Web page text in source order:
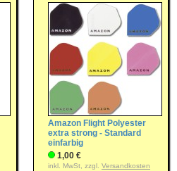
Amazon Flight Polyester
extra strong - Standard
einfarbig
1,00 €
inkl. MwSt, zzgl. Versandkosten